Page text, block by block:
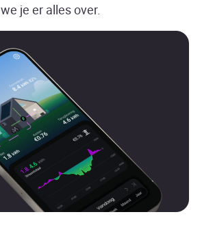
je er alles over.